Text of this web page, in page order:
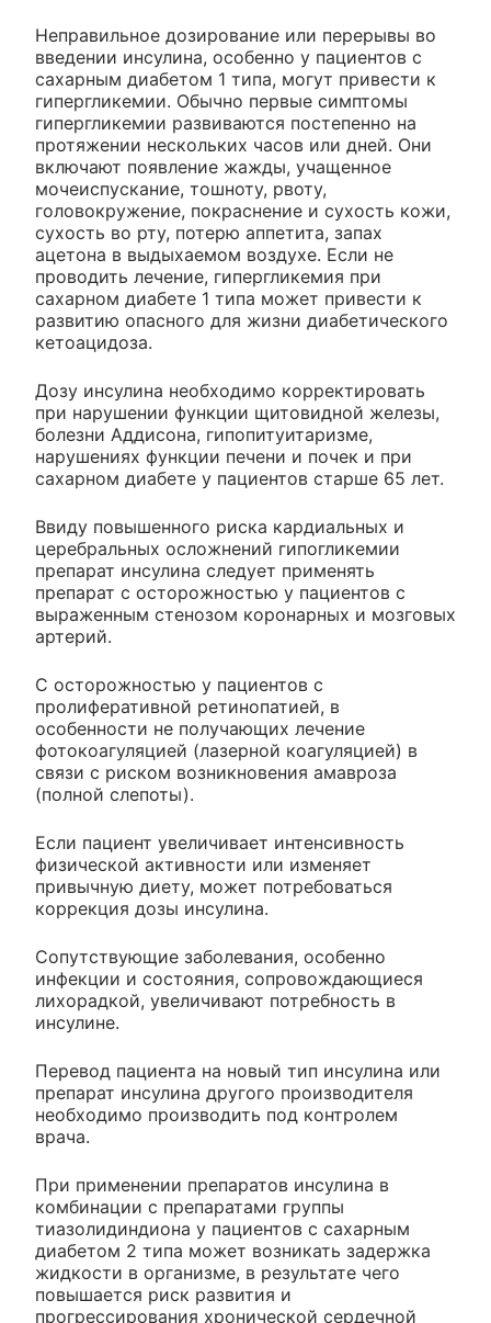
Неправильное дозирование или перерывы во
введении инсулина, особенно у пациентов с
сахарным диабетом 1 типа, могут привести к
гипергликемии. Обычно первые симптомы
гипергликемии развиваются постепенно на
протяжении нескольких часов или дней. Они
включают появление жажды, учащенное
мочеиспускание, тошноту, рвоту,
головокружение, покраснение и сухость кожи,
сухость во рту, потерю аппетита, запах
ацетона в выдыхаемом воздухе. Если не
проводить лечение, гипергликемия при
сахарном диабете 1 типа может привести к
развитию опасного для жизни диабетического
кетоацидоза.
Дозу инсулина необходимо корректировать
при нарушении функции щитовидной железы,
болезни Аддисона, гипопитуитаризме,
нарушениях функции печени и почек и при
сахарном диабете у пациентов старше 65 лет.
Ввиду повышенного риска кардиальных и
церебральных осложнений гипогликемии
препарат инсулина следует применять
препарат с осторожностью у пациентов с
выраженным стенозом коронарных и мозговых
артерий.
С осторожностью у пациентов с
пролиферативной ретинопатией, в
особенности не получающих лечение
фотокоагуляцией (лазерной коагуляцией) в
связи с риском возникновения амавроза
(полной слепоты).
Если пациент увеличивает интенсивность
физической активности или изменяет
привычную диету, может потребоваться
коррекция дозы инсулина.
Сопутствующие заболевания, особенно
инфекции и состояния, сопровождающиеся
лихорадкой, увеличивают потребность в
инсулине.
Перевод пациента на новый тип инсулина или
препарат инсулина другого производителя
необходимо производить под контролем
врача.
При применении препаратов инсулина в
комбинации с препаратами группы
тиазолидиндиона у пациентов с сахарным
диабетом 2 типа может возникать задержка
жидкости в организме, в результате чего
повышается риск развития и
прогрессирования хронической сердечной